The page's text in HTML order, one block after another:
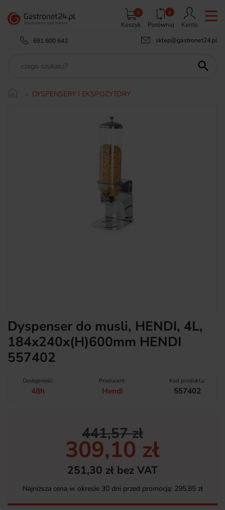
Koszyk
0 0
Porównaj
Konto
691 600 642
sklep@gastronet24.pl

DYSPENSERY I EKSPOZYTORY
Dyspenser do musli, HENDI, 4L,
184x240x(H)600mm HENDI
557402
Dostępność:
48h
Producent:
Hendi
Kod produktu:
557402
441,57 zł
309,10 zł
251,30 zł bez VAT
Najniższa cena w okresie 30 dni przed promocją: 295,85 zł